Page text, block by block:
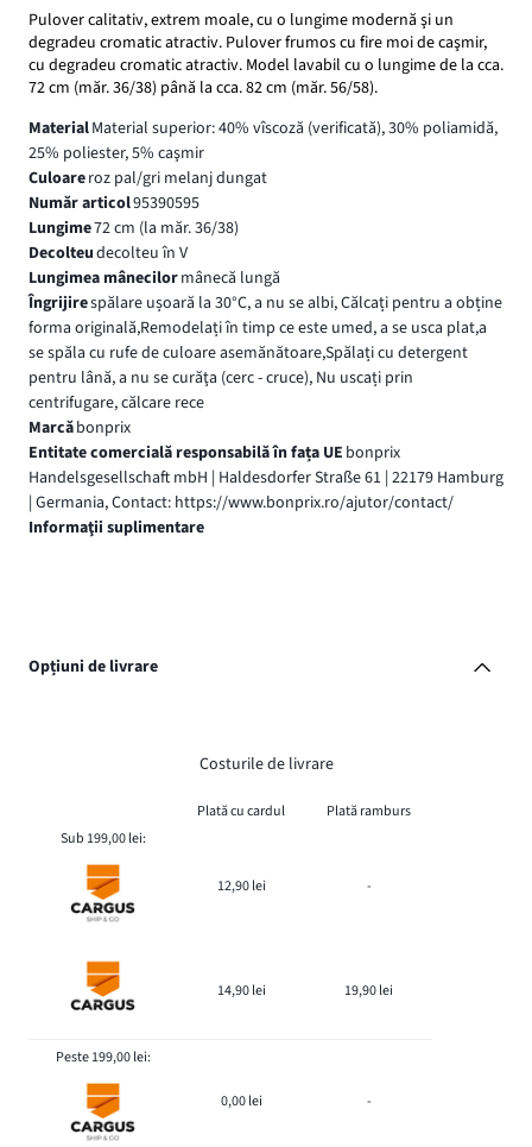
Pulover calitativ, extrem moale, cu o lungime modernă şi un
degradeu cromatic atractiv. Pulover frumos cu fire moi de caşmir,
cu degradeu cromatic atractiv. Model lavabil cu o lungime de la cca.
72 cm (măr. 36/38) până la cca. 82 cm (măr. 56/58).
MaterialMaterial superior: 40% vîscoză (verificată), 30% poliamidă,
25% poliester, 5% caşmir
Culoareroz pal/gri melanj dungat
Număr articol95390595
Lungime72 cm (la măr. 36/38)
Decolteudecolteu în V
Lungimea mânecilormânecă lungă
Îngrijirespălare ușoară la 30°C, a nu se albi, Călcați pentru a obține
forma originală,Remodelați în timp ce este umed, a se usca plat,a
se spăla cu rufe de culoare asemănătoare,Spălați cu detergent
pentru lână, a nu se curăţa (cerc - cruce), Nu uscați prin
centrifugare, călcare rece
Marcăbonprix
Entitate comercială responsabilă în fața UE bonprix
Handelsgesellschaft mbH | Haldesdorfer Straße 61 | 22179 Hamburg
| Germania, Contact: https://www.bonprix.ro/ajutor/contact/
Informaţii suplimentare
Opțiuni de livrare
Costurile de livrare
Plată cu cardul
Plată ramburs
Sub 199,00 lei:
12,90 lei -
14,90 lei 19,90 lei
Peste 199,00 lei:
0,00 lei -